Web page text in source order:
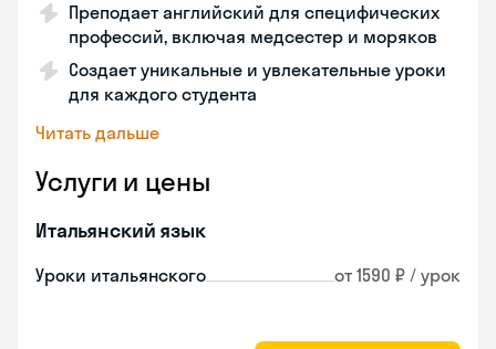
Преподает английский для специфических
профессий, включая медсестер и моряков
Создает уникальные и увлекательные уроки
для каждого студента
Читать дальше
Услуги и цены
Итальянский язык
Уроки итальянского от 1590 ₽ / урок